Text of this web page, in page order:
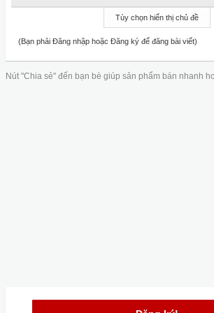
Tùy chọn hiển thị chủ đề
(Bạn phải Đăng nhập hoặc Đăng ký để đăng bài viết)
Nút "Chia sẻ" đến bạn bè giúp sản phẩm bán nhanh